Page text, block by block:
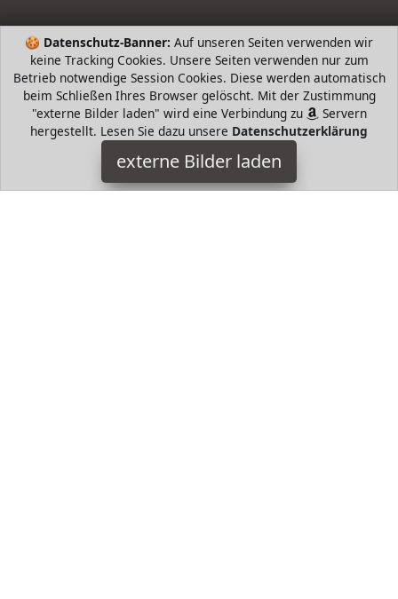
🍪 Datenschutz-Banner: Auf unseren Seiten verwenden wir
keine Tracking Cookies. Unsere Seiten verwenden nur zum
Betrieb notwendige Session Cookies. Diese werden automatisch
beim Schließen Ihres Browser gelöscht. Mit der Zustimmung
"externe Bilder laden" wird eine Verbindung zu
Servern
hergestellt. Lesen Sie dazu unsere Datenschutzerklärung
externe Bilder laden
Tiger
Haushaltswaren hhalter der Serie Boston Mit zwei
schwenkbaren Armen Material Edelstahl gebürstet Maße B x H
x T x x mm Herstellergarantie Jahre be Tiger
HugoAndMore ist Teilnehmer am Partnerprogramm der
EU